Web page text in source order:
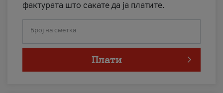
фактурата што сакате да ја платите.
Број на сметка
Плати